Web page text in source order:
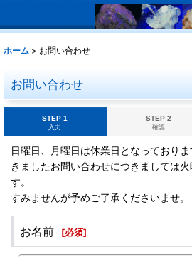
ホーム > お問い合わせ
お問い合わせ
STEP 1
入力
STEP 2
確認
日曜日、月曜日は休業日となっており
きましたお問い合わせにつきましては
す。
すみませんが予めご了承くださいませ。
お名前 [必須]